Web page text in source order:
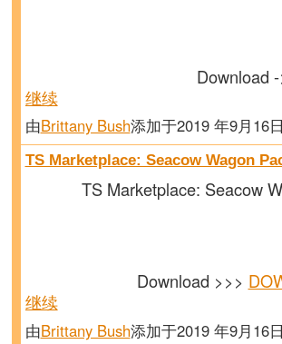
Download
继续
由Brittany Bush添加于2019 年9月16
TS Marketplace: Seacow Wagon
TS Marketplace: Seacow
Download >>>
继续
由Brittany Bush添加于2019 年9月16